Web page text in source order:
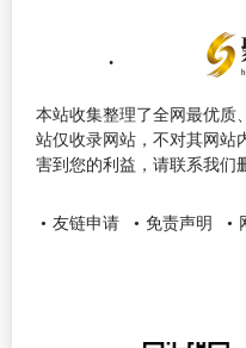
本站收集整理了全网最优质
站仅收录网站，不对其网站
害到您的利益，请联系我们
友链申请 免责声明